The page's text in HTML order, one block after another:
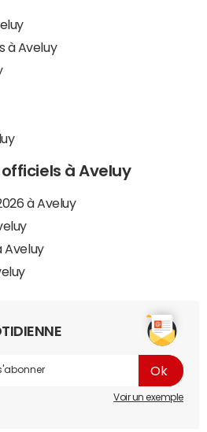
à Aveluy
à Aveluy
à Aveluy
Aveluy
Voir un exemple